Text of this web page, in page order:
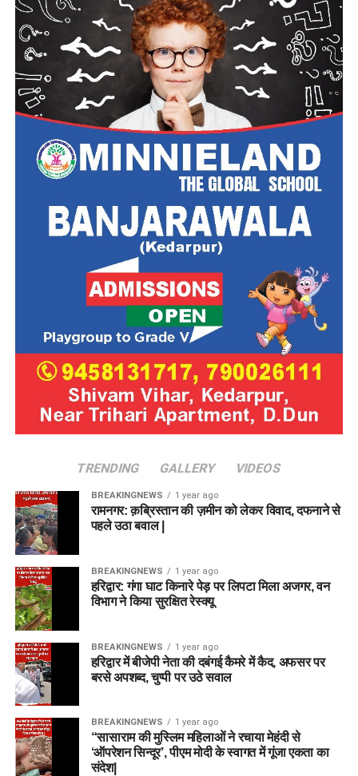
TRENDING GALLERY VIDEOS
BREAKINGNEWS 1 year ago
रामनगर: क़ब्रिस्तान की ज़मीन को लेकर विवाद, दफनाने से
पहले उठा बवाल |
BREAKINGNEWS 1 year ago
हरिद्वार: गंगा घाट किनारे पेड़ पर लिपटा मिला अजगर, वन
विभाग ने किया सुरक्षित रेस्क्यू
BREAKINGNEWS 1 year ago
हरिद्वार में बीजेपी नेता की दबंगई कैमरे में कैद, अफसर पर
बरसे अपशब्द, चुप्पी पर उठे सवाल
BREAKINGNEWS 1 year ago
“सासाराम की मुस्लिम महिलाओं ने रचाया मेहंदी से
‘ऑपरेशन सिन्दूर’, पीएम मोदी के स्वागत में गूंजा एकता का
संदेश|